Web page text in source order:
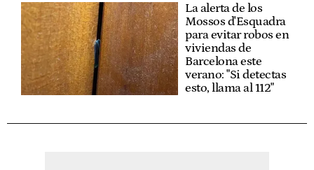
La alerta de los
Mossos d'Esquadra
para evitar robos en
viviendas de
Barcelona este
verano: "Si detectas
esto, llama al 112"